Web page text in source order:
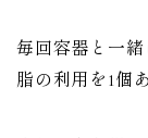
毎回容器と一
脂の利用を1個